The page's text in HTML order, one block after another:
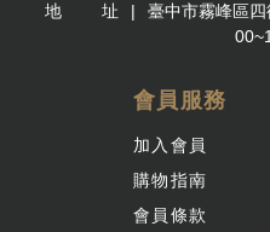
地 址
臺中市霧峰區四
會員服務
加入會員
購物指南
會員條款